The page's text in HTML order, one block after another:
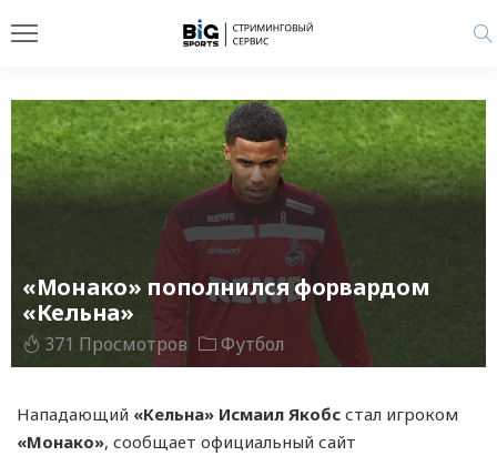
«Монако» пополнился форвардом
«Кельна»
371 Просмотров Футбол
Нападающий «Кельна» Исмаил Якобс стал игроком
«Монако», сообщает официальный сайт